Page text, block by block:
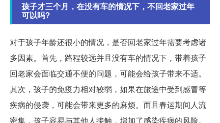
孩子才三个月，在没有车的情况下，不回老家过年
可以吗?
对于孩子年龄还很小的情况，是否回老家过年需要考虑诸
多因素。首先，路程较远并且没有车的情况下，带着孩子
回老家会面临交通不便的问题，可能会给孩子带来不适。
其次，孩子的免疫力相对较弱，如果在旅途中受到感冒等
疾病的侵袭，可能会带来更多的麻烦。而且春运期间人流
密集，孩子容易与其他人接触，增加了感染疾病的风险。